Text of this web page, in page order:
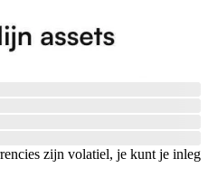
zijn volatiel, je kunt je inleg